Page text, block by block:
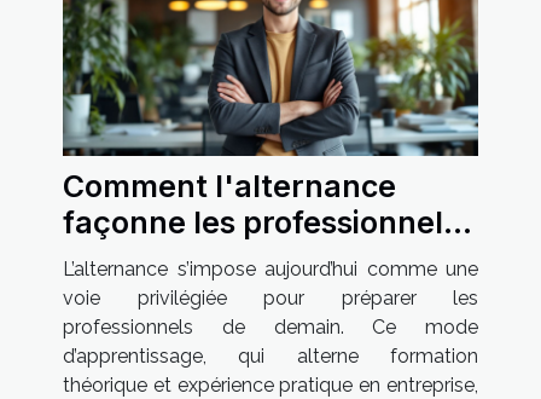
Comment l'alternance
façonne les professionnels
de demain ?
L’alternance s’impose aujourd’hui comme une
voie privilégiée pour préparer les
professionnels de demain. Ce mode
d’apprentissage, qui alterne formation
théorique et expérience pratique en entreprise,